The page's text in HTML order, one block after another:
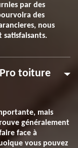
par des
des
nous
satisfaisants.
Pro toiture
mais
généralement
face à
vous pouvez